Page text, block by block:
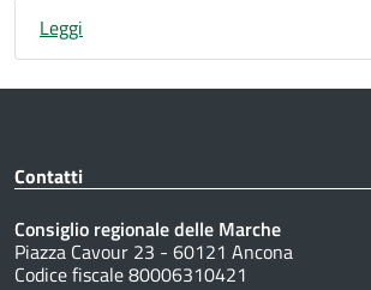
Leggi
Contatti
Consiglio regionale delle Marche
Piazza Cavour 23 - 60121 Ancona
Codice fiscale 80006310421